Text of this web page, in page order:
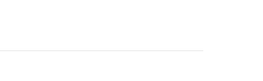
avanzada y función de inversor en modo